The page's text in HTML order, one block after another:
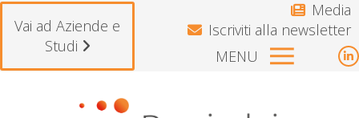
Vai ad Aziende e
Studi
Media
Iscriviti alla newsletter
MENU
Si avvisano gli iscritti che il Fondo